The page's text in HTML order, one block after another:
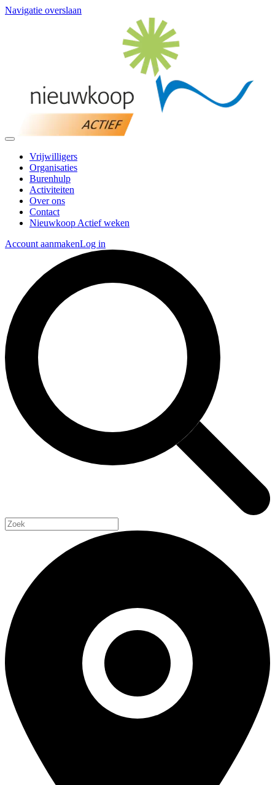
Navigatie overslaan
Vrijwilligers
Organisaties
Burenhulp
Activiteiten
Over ons
Contact
Nieuwkoop Actief weken
Account aanmakenLog in